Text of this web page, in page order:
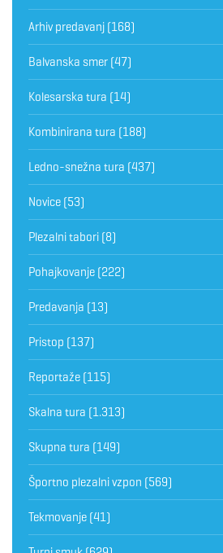
Arhiv predavanj (168)
Balvanska smer (47)
Kolesarska tura (14)
Kombinirana tura (188)
Ledno-snežna tura (437)
Novice (53)
Plezalni tabori (8)
Pohajkovanje (222)
Predavanja (13)
Pristop (137)
Reportaže (115)
Skalna tura (1.313)
Skupna tura (149)
Športno plezalni vzpon (569)
Tekmovanje (41)